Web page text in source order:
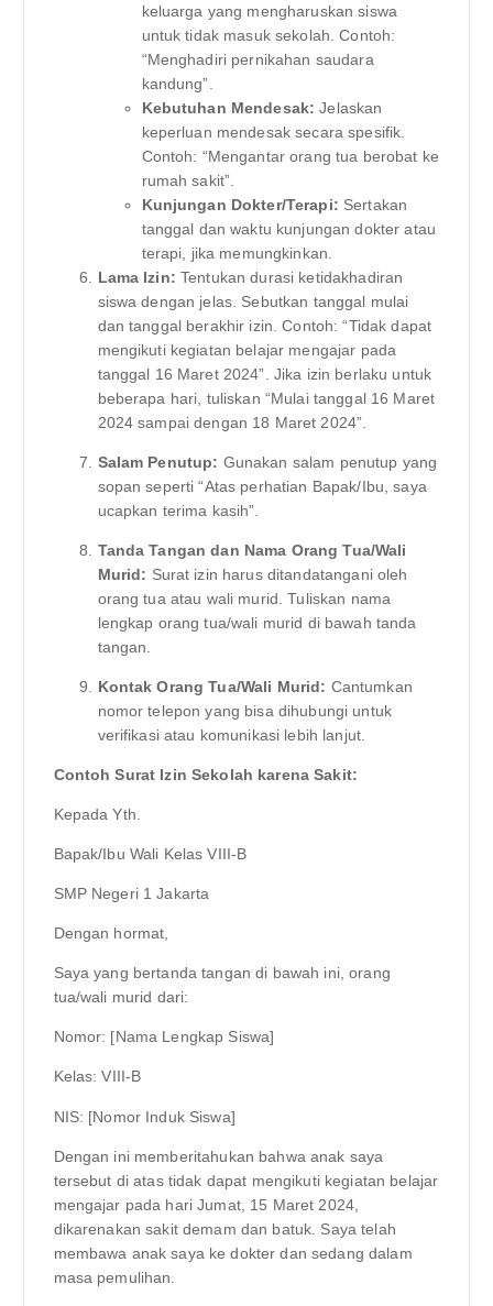
keluarga yang mengharuskan siswa
untuk tidak masuk sekolah. Contoh:
“Menghadiri pernikahan saudara
kandung”.
Kebutuhan Mendesak: Jelaskan
keperluan mendesak secara spesifik.
Contoh: “Mengantar orang tua berobat ke
rumah sakit”.
Kunjungan Dokter/Terapi: Sertakan
tanggal dan waktu kunjungan dokter atau
terapi, jika memungkinkan.
Lama Izin: Tentukan durasi ketidakhadiran
siswa dengan jelas. Sebutkan tanggal mulai
dan tanggal berakhir izin. Contoh: “Tidak dapat
mengikuti kegiatan belajar mengajar pada
tanggal 16 Maret 2024”. Jika izin berlaku untuk
beberapa hari, tuliskan “Mulai tanggal 16 Maret
2024 sampai dengan 18 Maret 2024”.
Salam Penutup: Gunakan salam penutup yang
sopan seperti “Atas perhatian Bapak/Ibu, saya
ucapkan terima kasih”.
Tanda Tangan dan Nama Orang Tua/Wali
Murid: Surat izin harus ditandatangani oleh
orang tua atau wali murid. Tuliskan nama
lengkap orang tua/wali murid di bawah tanda
tangan.
Kontak Orang Tua/Wali Murid: Cantumkan
nomor telepon yang bisa dihubungi untuk
verifikasi atau komunikasi lebih lanjut.
Contoh Surat Izin Sekolah karena Sakit:
Kepada Yth.
Bapak/Ibu Wali Kelas VIII-B
SMP Negeri 1 Jakarta
Dengan hormat,
Saya yang bertanda tangan di bawah ini, orang
tua/wali murid dari:
Nomor: [Nama Lengkap Siswa]
Kelas: VIII-B
NIS: [Nomor Induk Siswa]
Dengan ini memberitahukan bahwa anak saya
tersebut di atas tidak dapat mengikuti kegiatan belajar
mengajar pada hari Jumat, 15 Maret 2024,
dikarenakan sakit demam dan batuk. Saya telah
membawa anak saya ke dokter dan sedang dalam
masa pemulihan.